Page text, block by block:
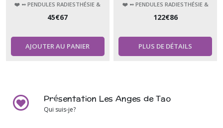
❤️ ➻ PENDULES RADIESTHÉSIE &
45€67
AJOUTER AU PANIER
❤️ ➻ PENDULES RADIESTHÉSIE &
122€86
PLUS DE DÉTAILS
Présentation Les Anges de Tao
Qui suis-je?